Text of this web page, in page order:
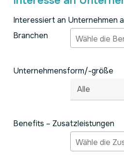
Interessiert an Unternehmen
Branchen
Unternehmensform/-größe
Benefits – Zusatzleistungen